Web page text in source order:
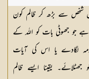
عبد الرحمن
شخص سے بڑھ کر ظالم کون
ہے جو جھوٹی بات کو اللہ کے
ذمہ لگادے یا اس کی آیات
جھٹلائے۔ یقینا ایسے ظالم